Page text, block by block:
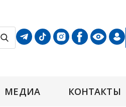
МЕДИА КОНТАКТЫ